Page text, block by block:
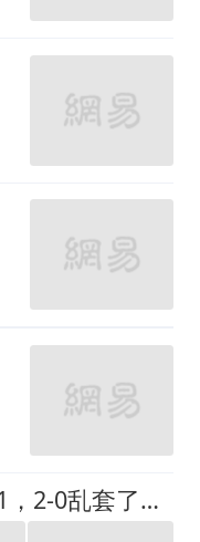
蒙特利尔大师赛战报！2-1，2-0乱套了，黑马再逆转，卫冕冠军速胜